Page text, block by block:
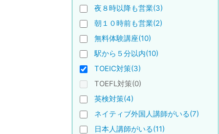
夜８時以降も営業(3)
朝１０時前も営業(2)
無料体験講座(10)
駅から５分以内(10)
TOEIC対策(3)
TOEFL対策(0)
英検対策(4)
ネイティブ外国人講師がいる(7)
日本人講師がいる(11)